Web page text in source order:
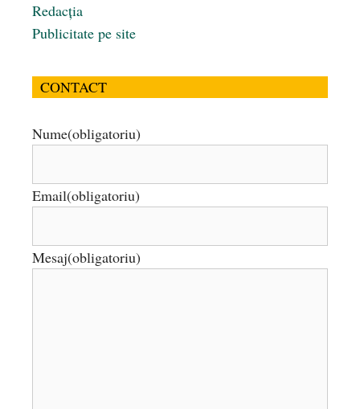
Redacția
Publicitate pe site
CONTACT
Nume(obligatoriu)
Email(obligatoriu)
Mesaj(obligatoriu)